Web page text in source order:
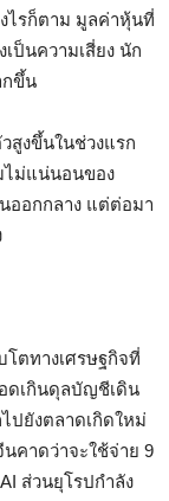
ไรก็ตาม มูลค่าหุ้นที่
ป็นความเสี่ยง นัก
กขึ้น
สูงขึ้นในช่วงแรก
ไม่แน่นอนของ
ออกกลาง แต่ต่อมา
ตทางเศรษฐกิจที่
ดเกินดุลบัญชีเดิน
ปยังตลาดเกิดใหม่
คาดว่าจะใช้จ่าย 9
ส่วนยุโรปกำลัง